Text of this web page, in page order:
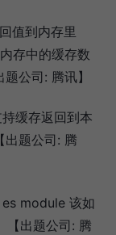
值到内存里
存中的缓存数
公司: 腾讯】
缓存返回到本
出题公司: 腾
module 该如
【出题公司: 腾